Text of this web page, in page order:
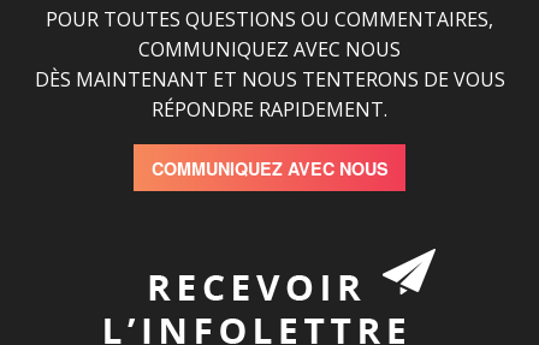
POUR TOUTES QUESTIONS OU COMMENTAIRES,
COMMUNIQUEZ AVEC NOUS
DÈS MAINTENANT ET NOUS TENTERONS DE VOUS
RÉPONDRE RAPIDEMENT.
COMMUNIQUEZ AVEC NOUS